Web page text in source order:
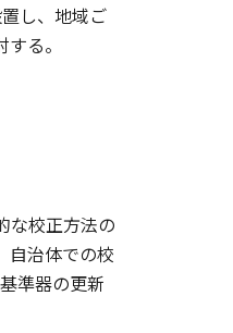
し、地域ご
る。
な校正方法の
自治体での校
準器の更新